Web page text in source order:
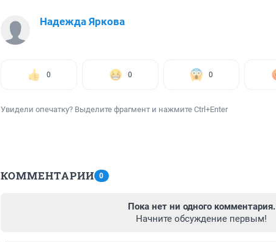
Надежда Яркова
0 0 0
Увидели опечатку? Выделите фрагмент и нажмите Ctrl+Enter
КОММЕНТАРИИ 0
Пока нет ни одного комментария.
Начните обсуждение первым!